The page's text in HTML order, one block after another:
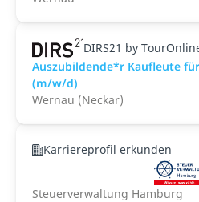
DIRS21 by
Auszubildende*r Kaufleute
(m/w/d)
Wernau (Neckar)
Karriereprofil erkunden
Steuerverwaltung Hamburg